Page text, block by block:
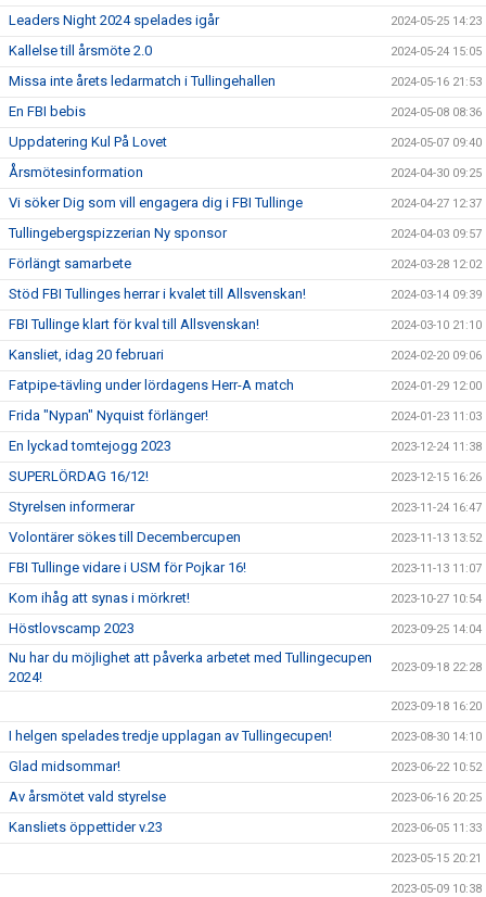
Leaders Night 2024 spelades igår 2024-05-25 14:23
Kallelse till årsmöte 2.0 2024-05-24 15:05
Missa inte årets ledarmatch i Tullingehallen 2024-05-16 21:53
En FBI bebis 2024-05-08 08:36
Uppdatering Kul På Lovet 2024-05-07 09:40
Årsmötesinformation 2024-04-30 09:25
Vi söker Dig som vill engagera dig i FBI Tullinge 2024-04-27 12:37
Tullingebergspizzerian Ny sponsor 2024-04-03 09:57
Förlängt samarbete 2024-03-28 12:02
Stöd FBI Tullinges herrar i kvalet till Allsvenskan! 2024-03-14 09:39
FBI Tullinge klart för kval till Allsvenskan! 2024-03-10 21:10
Kansliet, idag 20 februari 2024-02-20 09:06
Fatpipe-tävling under lördagens Herr-A match 2024-01-29 12:00
Frida "Nypan" Nyquist förlänger! 2024-01-23 11:03
En lyckad tomtejogg 2023 2023-12-24 11:38
SUPERLÖRDAG 16/12! 2023-12-15 16:26
Styrelsen informerar 2023-11-24 16:47
Volontärer sökes till Decembercupen 2023-11-13 13:52
FBI Tullinge vidare i USM för Pojkar 16! 2023-11-13 11:07
Kom ihåg att synas i mörkret! 2023-10-27 10:54
Höstlovscamp 2023 2023-09-25 14:04
Nu har du möjlighet att påverka arbetet med Tullingecupen
2024!
2023-09-18 22:28
2023-09-18 16:20
I helgen spelades tredje upplagan av Tullingecupen! 2023-08-30 14:10
Glad midsommar! 2023-06-22 10:52
Av årsmötet vald styrelse 2023-06-16 20:25
Kansliets öppettider v.23 2023-06-05 11:33
2023-05-15 20:21
2023-05-09 10:38